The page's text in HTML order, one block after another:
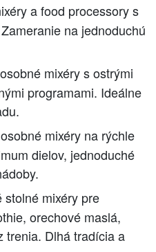
a food processory s
na jednoduchú
mixéry s ostrými
programami. Ideálne
mixéry na rýchle
dielov, jednoduché
stolné mixéry pre
orechové maslá,
trenia. Dlhá tradícia a